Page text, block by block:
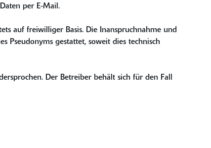
per E-Mail.
auf freiwilliger Basis. Die Inanspruchnahme und
Pseudonyms gestattet, soweit dies technisch
Der Betreiber behält sich für den Fall